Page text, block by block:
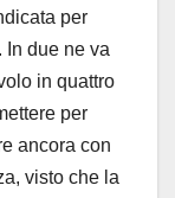
per
In due ne va
in quattro
per
ancora con
visto che la